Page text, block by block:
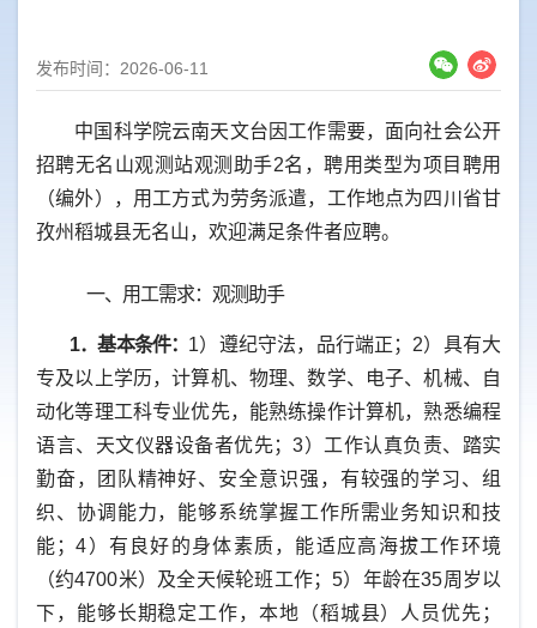
发布时间：2026-06-11
中国科学院云南天文台因工作需要，面向社会公开
招聘无名山观测站观测助手2名，聘用类型为项目聘用
（编外），用工方式为劳务派遣，工作地点为四川省甘
孜州稻城县无名山，欢迎满足条件者应聘。
一、用工需求：观测助手
1．基本条件： 1）遵纪守法，品行端正；2）具有大
专及以上学历，计算机、物理、数学、电子、机械、自
动化等理工科专业优先，能熟练操作计算机，熟悉编程
语言、天文仪器设备者优先；3）工作认真负责、踏实
勤奋，团队精神好、安全意识强，有较强的学习、组
织、协调能力，能够系统掌握工作所需业务知识和技
能；4）有良好的身体素质，能适应高海拔工作环境
（约4700米）及全天候轮班工作；5）年龄在35周岁以
下，能够长期稳定工作，本地（稻城县）人员优先；